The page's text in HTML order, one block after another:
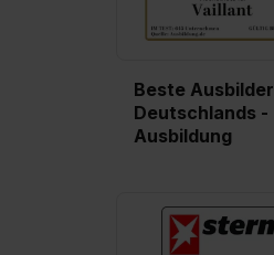
Beste Ausbilder
Deutschlands -
Ausbildung